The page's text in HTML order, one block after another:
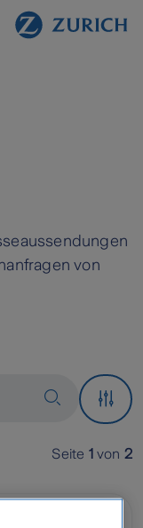
von
Seite 1 von 2